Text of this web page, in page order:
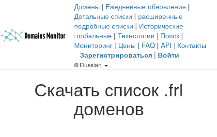
Домены | Ежедневные обновления |
Детальные списки | расширенные
подробные списки | Исторические
глобальные | Технологии | Поиск |
Мониторинг | Цены | FAQ | API | Контакты
Зарегистрироваться | Войти
Russian
Скачать список .frl
доменов